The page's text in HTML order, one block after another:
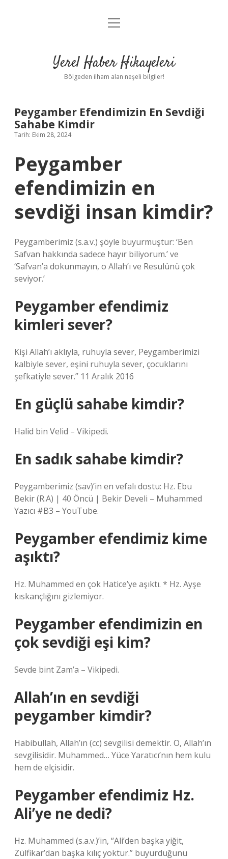
Anasayfa
Yasal Uyarı
menüyü
Yerel Haber Hikayeleri
Bölgeden ilham alan neşeli bilgiler!
Peygamber Efendimizin En Sevdiği
Sahabe Kimdir
Tarih: Ekim 28, 2024
Peygamber
efendimizin en
sevdiği insan kimdir?
Peygamberimiz (s.a.v.) şöyle buyurmuştur: ‘Ben
Safvan hakkında sadece hayır biliyorum.’ ve
‘Safvan’a dokunmayın, o Allah’ı ve Resulünü çok
seviyor.’
Peygamber efendimiz
kimleri sever?
Kişi Allah’ı aklıyla, ruhuyla sever, Peygamberimizi
kalbiyle sever, eşini ruhuyla sever, çocuklarını
şefkatiyle sever.” 11 Aralık 2016
En güçlü sahabe kimdir?
Halid bin Velid – Vikipedi.
En sadık sahabe kimdir?
Peygamberimiz (sav)’in en vefalı dostu: Hz. Ebu
Bekir (R.A) | 40 Öncü | Bekir Develi – Muhammed
Yazıcı #B3 – YouTube.
Peygamber efendimiz kime
aşıktı?
Hz. Muhammed en çok Hatice’ye aşıktı. * Hz. Ayşe
kıskançlığını gizlemiyor.
Peygamber efendimizin en
çok sevdiği eşi kim?
Sevde bint Zam’a – Vikipedi.
Allah’ın en sevdiği
peygamber kimdir?
Habibullah, Allah’ın (cc) sevgilisi demektir. O, Allah’ın
sevgilisidir. Muhammed… Yüce Yaratıcı’nın hem kulu
hem de elçisidir.
Peygamber efendimiz Hz.
Ali’ye ne dedi?
Hz. Muhammed (s.a.v.)’in, “Ali’den başka yiğit,
Zülfikar’dan başka kılıç yoktur.” buyurduğunu